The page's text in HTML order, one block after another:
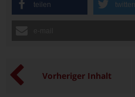
teilen
Vorheriger Inhalt